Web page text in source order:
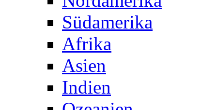
Südamerika
Afrika
Asien
Indien